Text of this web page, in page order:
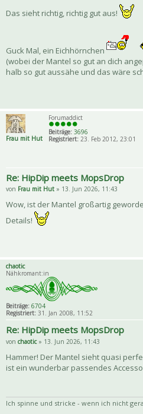
Das sieht richtig, richtig gut aus!
Guck Mal, ein Eichhörnchen
(wobei der Mantel so gut an dich
halb so gut aussähe und das wäre
Frau mit Hut
Forumaddict
Beiträge: 3696
Registriert: 23. Feb 2012, 23:01
Re: HipDip meets MopsDrop
von Frau mit Hut » 13. Jun 2026, 11:43
Wow, ist der Mantel großartig
Details!
chaotic
Nähkromant:in
Beiträge: 6704
Registriert: 31. Jan 2008, 11:52
Re: HipDip meets MopsDrop
von chaotic» 13. Jun 2026, 11:43
Hammer! Der Mantel sieht quasi
ist ein wunderbar passendes
Ich spinne und stricke - wenn ich nicht